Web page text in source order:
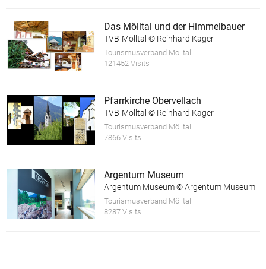
Das Mölltal und der Himmelbauer
TVB-Mölltal © Reinhard Kager
Tourismusverband Mölltal
121452 Visits
Pfarrkirche Obervellach
TVB-Mölltal © Reinhard Kager
Tourismusverband Mölltal
7866 Visits
Argentum Museum
Argentum Museum © Argentum Museum
Tourismusverband Mölltal
8287 Visits